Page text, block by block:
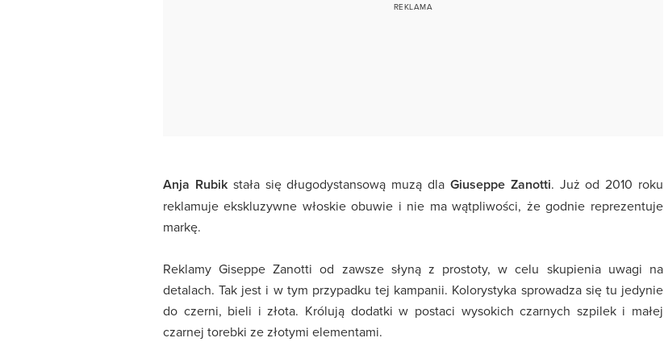
Anja Rubikstała się długodystansową muzą dla Giuseppe Zanotti. Już od 2010 roku
reklamuje ekskluzywne włoskie obuwie i nie ma wątpliwości, że godnie reprezentuje
markę.
Reklamy Giseppe Zanotti od zawsze słyną z prostoty, w celu skupienia uwagi na
detalach. Tak jest i w tym przypadku tej kampanii. Kolorystyka sprowadza się tu jedynie
do czerni, bieli i złota. Królują dodatki w postaci wysokich czarnych szpilek i małej
czarnej torebki ze złotymi elementami.